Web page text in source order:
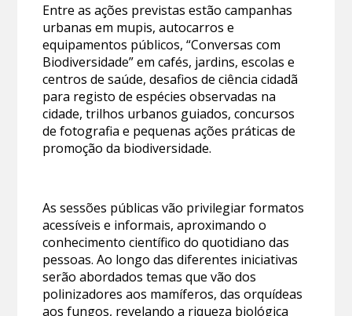
Entre as ações previstas estão campanhas
urbanas em mupis, autocarros e
equipamentos públicos, “Conversas com
Biodiversidade” em cafés, jardins, escolas e
centros de saúde, desafios de ciência cidadã
para registo de espécies observadas na
cidade, trilhos urbanos guiados, concursos
de fotografia e pequenas ações práticas de
promoção da biodiversidade.
As sessões públicas vão privilegiar formatos
acessíveis e informais, aproximando o
conhecimento científico do quotidiano das
pessoas. Ao longo das diferentes iniciativas
serão abordados temas que vão dos
polinizadores aos mamíferos, das orquídeas
aos fungos, revelando a riqueza biológica